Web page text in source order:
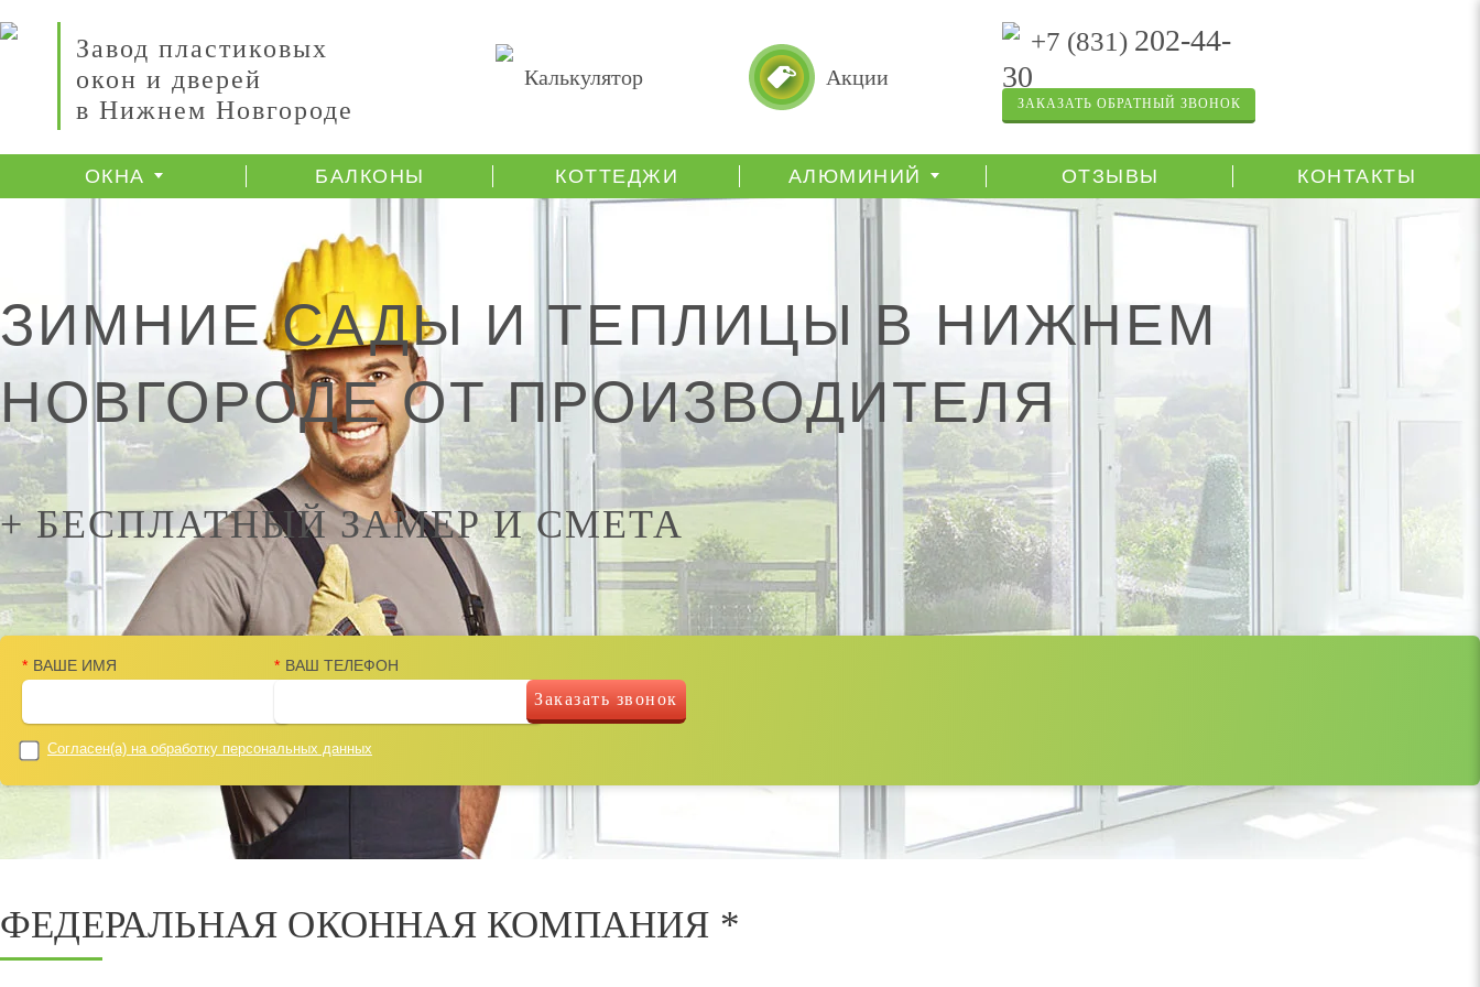
Завод пластиковых
окон и дверей
в Нижнем Новгороде
Калькулятор Акции
+7 (831) 202-44-
30
ЗАКАЗАТЬ ОБРАТНЫЙ ЗВОНОК
ОКНА БАЛКОНЫ КОТТЕДЖИ АЛЮМИНИЙ ОТЗЫВЫ КОНТАКТЫ
ЗИМНИЕ САДЫ И ТЕПЛИЦЫ В НИЖНЕМ
НОВГОРОДЕ ОТ ПРОИЗВОДИТЕЛЯ
+ БЕСПЛАТНЫЙ ЗАМЕР И СМЕТА
* ВАШЕ ИМЯ * ВАШ ТЕЛЕФОН
Согласен(а) на обработку персональных данных
ФЕДЕРАЛЬНАЯ ОКОННАЯ КОМПАНИЯ *